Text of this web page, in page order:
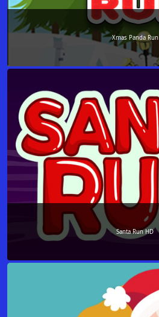
Xmas Panda Run
Santa Run HD